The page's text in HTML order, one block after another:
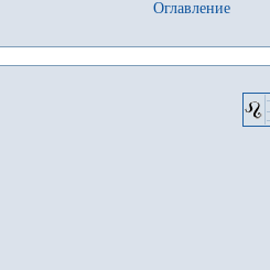
Оглавление